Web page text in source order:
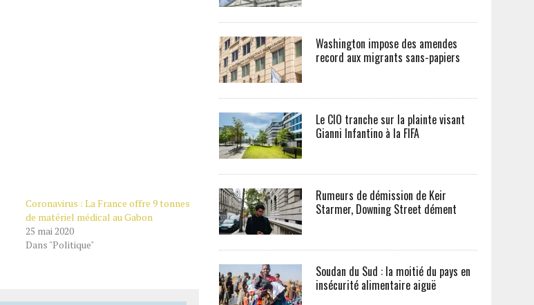
Coronavirus : La France offre 9 tonnes
de matériel médical au Gabon
25 mai 2020
Dans "Politique"
Washington impose des amendes
record aux migrants sans-papiers
Le CIO tranche sur la plainte visant
Gianni Infantino à la FIFA
Rumeurs de démission de Keir
Starmer, Downing Street dément
Soudan du Sud : la moitié du pays en
insécurité alimentaire aiguë